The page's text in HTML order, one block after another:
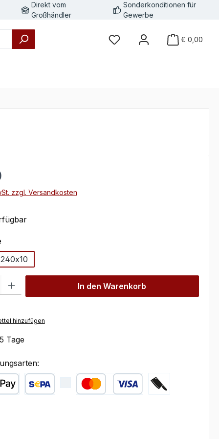
Direkt vom
Großhändler
Sonderkonditionen für
Gewerbe
€ 0,00
zzgl. Versandkosten
auswählen
240x10
In den Warenkorb
hinzufügen
Tage